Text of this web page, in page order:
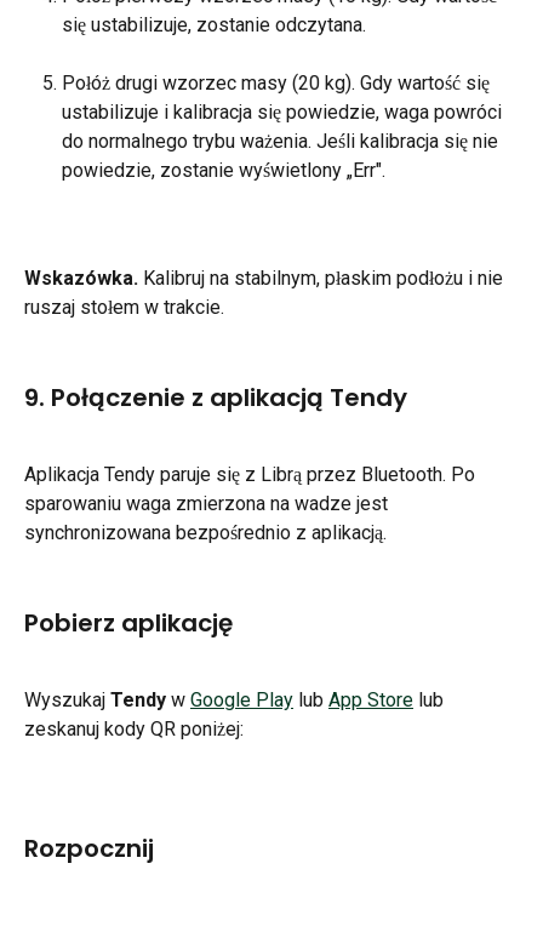
się ustabilizuje, zostanie odczytana.
Połóż drugi wzorzec masy (20 kg). Gdy wartość się
ustabilizuje i kalibracja się powiedzie, waga powróci
do normalnego trybu ważenia. Jeśli kalibracja się nie
powiedzie, zostanie wyświetlony „Err".
Wskazówka. Kalibruj na stabilnym, płaskim podłożu i nie
ruszaj stołem w trakcie.
9. Połączenie z aplikacją Tendy
Aplikacja Tendy paruje się z Librą przez Bluetooth. Po
sparowaniu waga zmierzona na wadze jest
synchronizowana bezpośrednio z aplikacją.
Pobierz aplikację
Wyszukaj Tendy w Google Play lub App Store lub
zeskanuj kody QR poniżej:
Rozpocznij